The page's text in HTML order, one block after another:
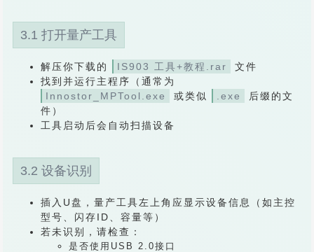
3.1 打开量产工具
解压你下载的 IS903 工具+教程.rar
文件
找到并运行主程序（通常为
Innostor_MPTool.exe
或类似 .exe
后缀的文
件）
工具启动后会自动扫描设备
3.2 设备识别
插入U盘，量产工具左上角应显示设备信息（如主控
型号、闪存ID、容量等）
若未识别，请检查：
是否使用USB 2.0接口